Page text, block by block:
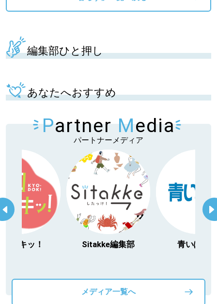
編集部ひと押し
あなたへおすすめ
Partner Media
パートナーメディア
日ドキッ！ Sitakke編集部 青いぽす
メディア一覧へ